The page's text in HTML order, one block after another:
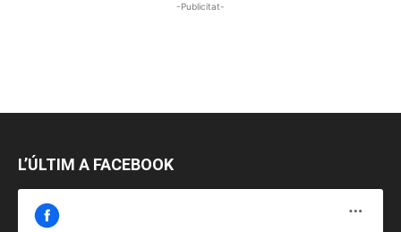
-Publicitat-
L’ÚLTIM A FACEBOOK